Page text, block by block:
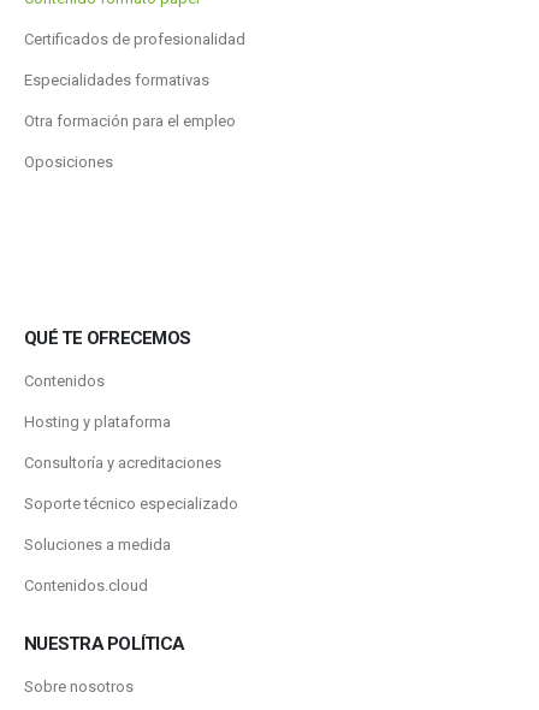
Certificados de profesionalidad
Especialidades formativas
Otra formación para el empleo
Oposiciones
QUÉ TE OFRECEMOS
Contenidos
Hosting y plataforma
Consultoría y acreditaciones
Soporte técnico especializado
Soluciones a medida
Contenidos.cloud
NUESTRA POLÍTICA
Sobre nosotros